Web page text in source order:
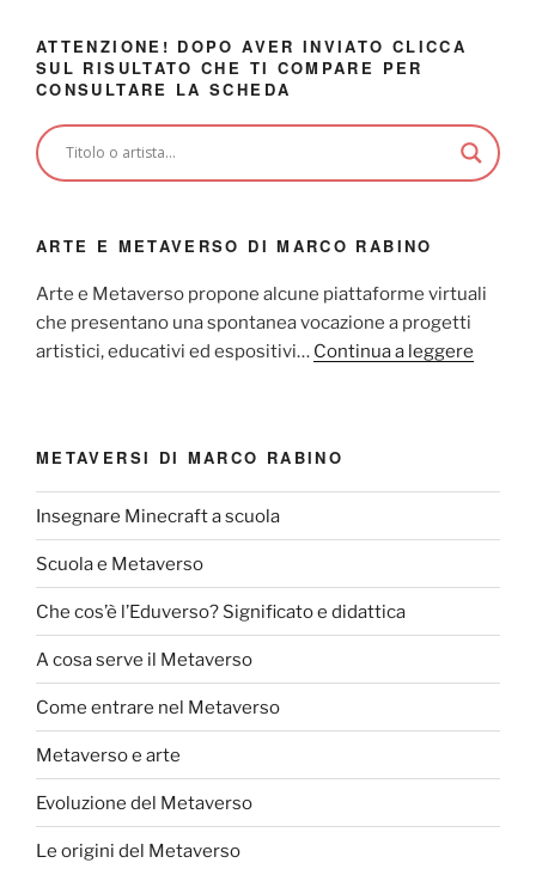
ATTENZIONE! DOPO AVER INVIATO CLICCA
SUL RISULTATO CHE TI COMPARE PER
CONSULTARE LA SCHEDA
ARTE E METAVERSO DI MARCO RABINO
Arte e Metaverso propone alcune piattaforme virtuali
che presentano una spontanea vocazione a progetti
artistici, educativi ed espositivi… Continua a leggere
METAVERSI DI MARCO RABINO
Insegnare Minecraft a scuola
Scuola e Metaverso
Che cos’è l’Eduverso? Significato e didattica
A cosa serve il Metaverso
Come entrare nel Metaverso
Metaverso e arte
Evoluzione del Metaverso
Le origini del Metaverso